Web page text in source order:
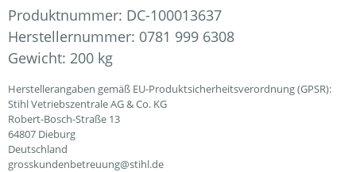
Produktnummer: DC-100013637
Herstellernummer: 0781 999 6308
Gewicht: 200 kg
Herstellerangaben gemäß EU-Produktsicherheitsverordnung (GPSR):
Stihl Vetriebszentrale AG & Co. KG
Robert-Bosch-Straße 13
64807 Dieburg
Deutschland
grosskundenbetreuung@stihl.de